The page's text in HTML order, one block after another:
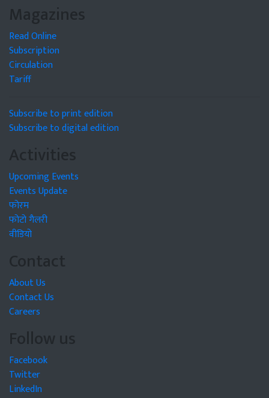
Magazines
Read Online
Subscription
Circulation
Tariff
Subscribe to print edition
Subscribe to digital edition
Activities
Upcoming Events
Events Update
फोरम
फोटो गैलरी
वीडियो
Contact
About Us
Contact Us
Careers
Follow us
Facebook
Twitter
LinkedIn